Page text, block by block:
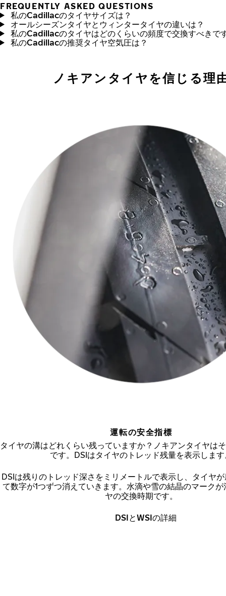
FREQUENTLY ASKED QUESTIONS
私のCadillacのタイヤサイズは？
オールシーズンタイヤとウィンタータイヤの違いは？
私のCadillacのタイヤはどのくらいの頻度で交換すべきで
私のCadillacの推奨タイヤ空気圧は？
ノキアンタイヤを信じる理
運転の安全指標
タイヤの溝はどれくらい残っていますか？ノキアンタイヤは
です。DSIはタイヤのトレッド残量を表示しま
DSIは残りのトレッド深さをミリメートルで表示し、タイヤ
て数字が1つずつ消えていきます。水滴や雪の結晶のマーク
ヤの交換時期です。
DSIとWSIの詳細